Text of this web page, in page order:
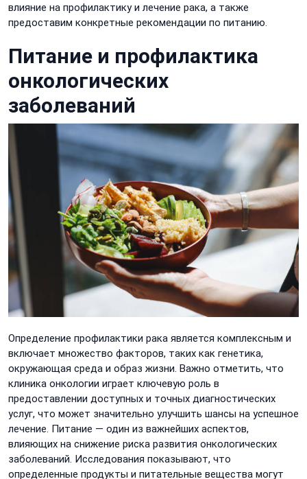
влияние на профилактику и лечение рака, а также
предоставим конкретные рекомендации по питанию.
Питание и профилактика
онкологических
заболеваний
Определение профилактики рака является комплексным и
включает множество факторов, таких как генетика,
окружающая среда и образ жизни. Важно отметить, что
клиника онкологии играет ключевую роль в
предоставлении доступных и точных диагностических
услуг, что может значительно улучшить шансы на успешное
лечение. Питание — один из важнейших аспектов,
влияющих на снижение риска развития онкологических
заболеваний. Исследования показывают, что
определенные продукты и питательные вещества могут